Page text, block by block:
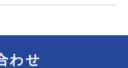
わせ